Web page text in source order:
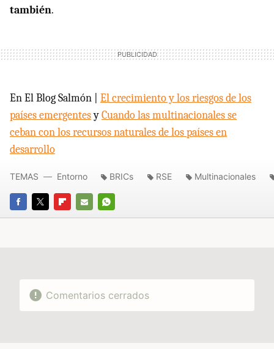
también.
En El Blog Salmón | El crecimiento y los riesgos de los
países emergentesyCuando las multinacionales se
ceban con los recursos naturales de los países en
desarrollo
FACEBOOK
TWITTERFLIPBOARD
E-
WHATSAPP
TEMAS Entorno BRICs RSE Multinacionales
Comentarios cerrados